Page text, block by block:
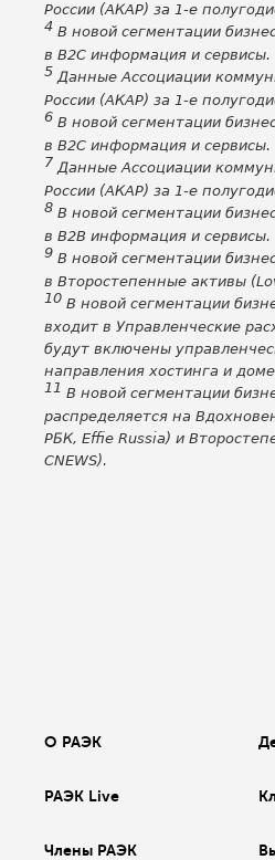
России (АКАР) за 1-е
4 В новой сегментации
в B2C информация и сервисы.
5 Данные Ассоциации
России (АКАР) за 1-е
6 В новой сегментации
в B2C информация и сервисы.
7 Данные Ассоциации
России (АКАР) за 1-е
8 В новой сегментации
в B2B информация и сервисы.
9 В новой сегментации
в Второстепенные активы
10 В новой сегментации
входит в Управленческие
будут включены
направления хостинга и
11 В новой сегментации
распределяется на
РБК, Effie Russia) и
CNEWS).
О РАЭК
РАЭК Live
Члены РАЭК